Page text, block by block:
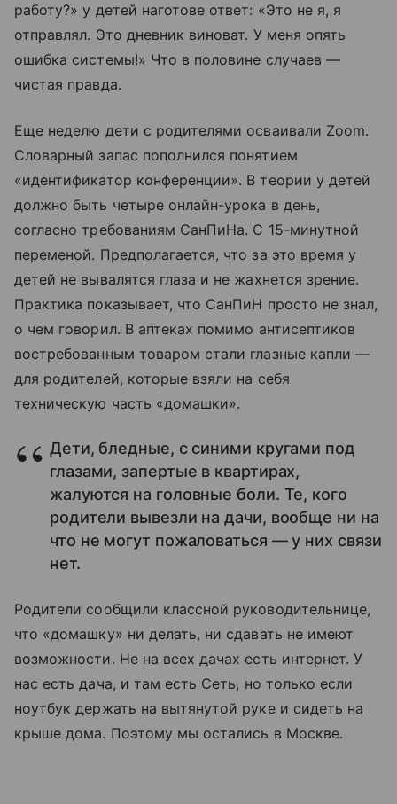
работу?» у детей наготове ответ: «Это не я, я
отправлял. Это дневник виноват. У меня опять
ошибка системы!» Что в половине случаев —
чистая правда.
Еще неделю дети с родителями осваивали Zoom.
Словарный запас пополнился понятием
«идентификатор конференции». В теории у детей
должно быть четыре онлайн-урока в день,
согласно требованиям СанПиНа. С 15-минутной
переменой. Предполагается, что за это время у
детей не вывалятся глаза и не жахнется зрение.
Практика показывает, что СанПиН просто не знал,
о чем говорил. В аптеках помимо антисептиков
востребованным товаром стали глазные капли —
для родителей, которые взяли на себя
техническую часть «домашки».
Дети, бледные, с синими кругами под
глазами, запертые в квартирах,
жалуются на головные боли. Те, кого
родители вывезли на дачи, вообще ни на
что не могут пожаловаться — у них связи
нет.
Родители сообщили классной руководительнице,
что «домашку» ни делать, ни сдавать не имеют
возможности. Не на всех дачах есть интернет. У
нас есть дача, и там есть Сеть, но только если
ноутбук держать на вытянутой руке и сидеть на
крыше дома. Поэтому мы остались в Москве.